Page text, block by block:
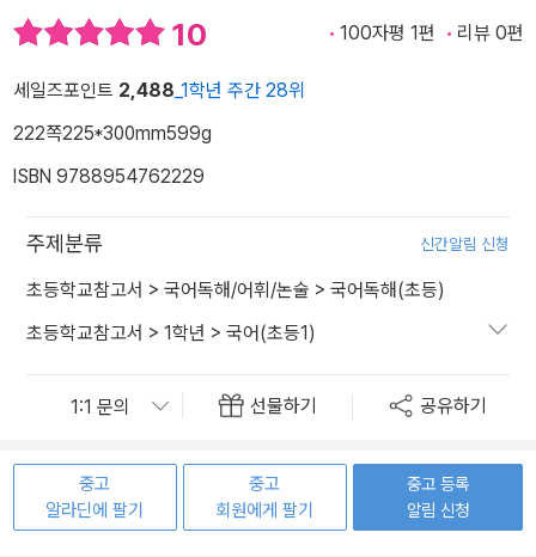
10 100자평 1편 리뷰 0편
세일즈포인트 2,488 _1학년 주간 28위
222쪽225*300mm599g
ISBN 9788954762229
주제분류 신간알림 신청
초등학교참고서 > 국어독해/어휘/논술 > 국어독해(초등)
초등학교참고서 > 1학년 > 국어(초등1)
선물하기 공유하기
중고
알라딘에 팔기
중고
회원에게 팔기
중고 등록
알림 신청